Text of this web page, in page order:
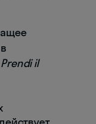
Prendi il